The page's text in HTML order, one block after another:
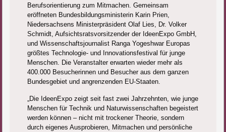
Berufsorientierung zum Mitmachen. Gemeinsam
eröffneten Bundesbildungsministerin Karin Prien,
Niedersachsens Ministerpräsident Olaf Lies, Dr. Volker
Schmidt, Aufsichtsratsvorsitzender der IdeenExpo GmbH,
und Wissenschaftsjournalist Ranga Yogeshwar Europas
größtes Technologie- und Innovationsfestival für junge
Menschen. Die Veranstalter erwarten wieder mehr als
400.000 Besucherinnen und Besucher aus dem ganzen
Bundesgebiet und angrenzenden EU-Staaten.
„Die IdeenExpo zeigt seit fast zwei Jahrzehnten, wie junge
Menschen für Technik und Naturwissenschaften begeistert
werden können – nicht mit trockener Theorie, sondern
durch eigenes Ausprobieren, Mitmachen und persönliche